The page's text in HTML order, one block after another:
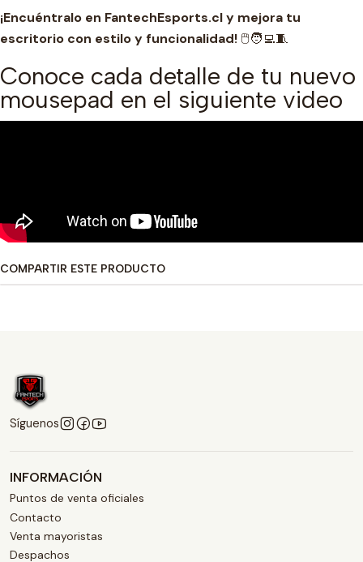
¡Encuéntralo en FantechEsports.cl y mejora tu
escritorio con estilo y funcionalidad!🖱️🧑‍💻🧵
Conoce cada detalle de tu nuevo
mousepad en el siguiente video
COMPARTIR ESTE PRODUCTO
Síguenos
INFORMACIÓN
Puntos de venta oficiales
Contacto
Venta mayoristas
Despachos